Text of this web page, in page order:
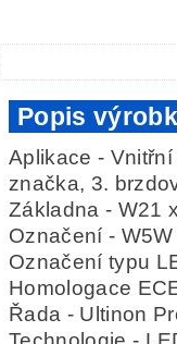
Popis
Aplikace -
značka, 3.
Základna - W21
Označení -
Označení typu
Homologace
Řada - Ultinon